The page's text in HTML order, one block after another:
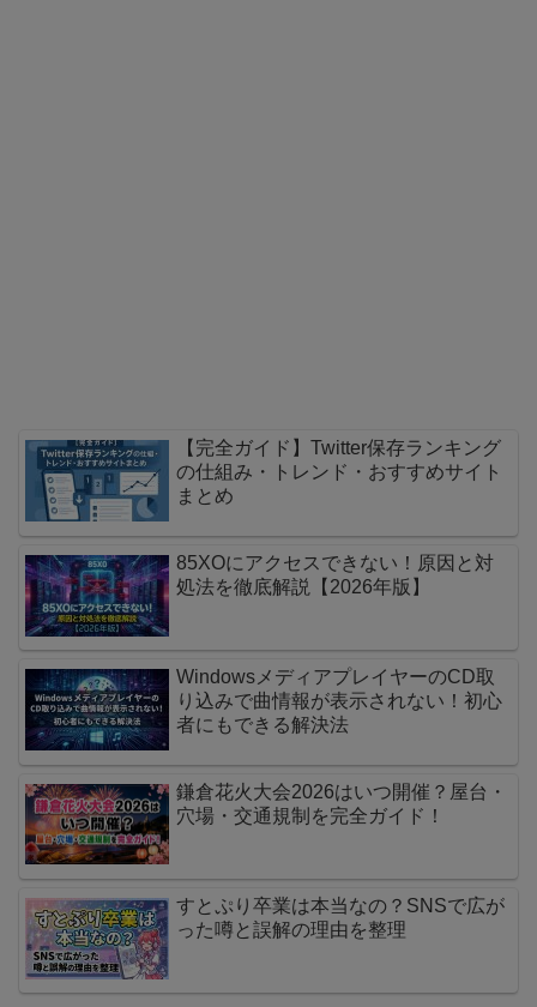
【完全ガイド】Twitter保存ランキング
の仕組み・トレンド・おすすめサイト
まとめ
85XOにアクセスできない！原因と対
処法を徹底解説【2026年版】
WindowsメディアプレイヤーのCD取
り込みで曲情報が表示されない！初心
者にもできる解決法
鎌倉花火大会2026はいつ開催？屋台・
穴場・交通規制を完全ガイド！
すとぷり卒業は本当なの？SNSで広が
った噂と誤解の理由を整理